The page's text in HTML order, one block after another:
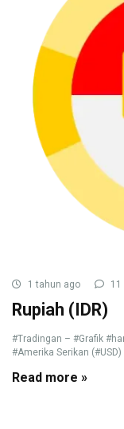
1 tahun ago 11
Rupiah (IDR)
#Tradingan – #Grafik
#Amerika Serikan
Read more »